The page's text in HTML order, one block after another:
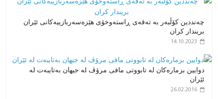
چەنددین کۆڵبەر بە تەقەی ڕاستەوخۆی هێزەسەربازییەکانی ئێران
بریندار کران
14.10.2023
دوایین بزمارەکان لە تابووتی مافی مرۆڤ لە جیهان بەتایبەت لە
ئێران
26.02.2016